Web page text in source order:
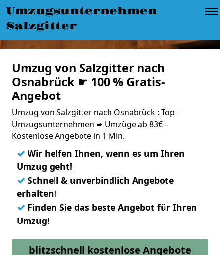
Umzugsunternehmen
Salzgitter
Umzug von Salzgitter nach
Osnabrück ☛ 100 % Gratis-
Angebot
Umzug von Salzgitter nach Osnabrück : Top-
Umzugsunternehmen ➨ Umzüge ab 83€ –
Kostenlose Angebote in 1 Min.
✓ Wir helfen Ihnen, wenn es um Ihren
Umzug geht!
✓ Schnell & unverbindlich Angebote
erhalten!
✓ Finden Sie das beste Angebot für Ihren
Umzug!
blitzschnell kostenlose Angebote